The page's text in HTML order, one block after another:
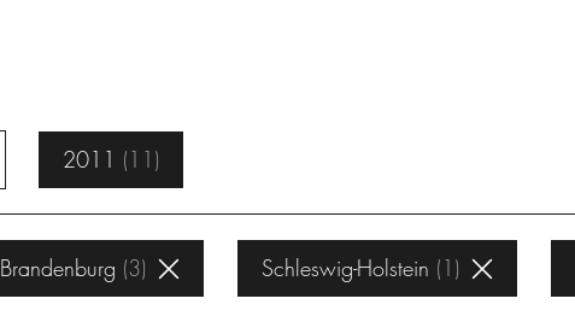
2011 11
Brandenburg 3 Schleswig-Holstein 1